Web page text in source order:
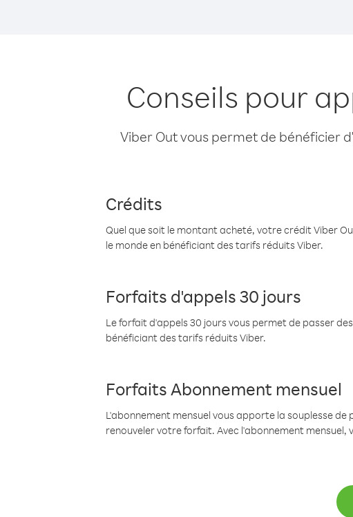
Conseils pour
Viber Out vous permet de bénéficier
Crédits
Quel que soit le montant acheté, votre crédit Viber
le monde en bénéficiant des tarifs réduits Viber.
Forfaits d'appels 30 jours
Le forfait d'appels 30 jours vous permet de passer
bénéficiant des tarifs réduits Viber.
Forfaits Abonnement mensuel
L'abonnement mensuel vous apporte la souplesse
renouveler votre forfait. Avec l'abonnement mensuel,